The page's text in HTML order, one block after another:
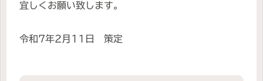
宜しくお願い致します。
令和7年2月11日 策定